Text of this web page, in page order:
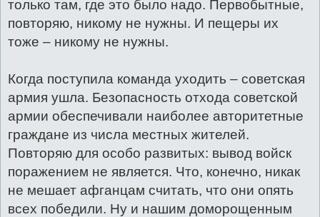
только там, где это было надо. Первобытные,
повторяю, никому не нужны. И пещеры их
тоже – никому не нужны.
Когда поступила команда уходить – советская
армия ушла. Безопасность отхода советской
армии обеспечивали наиболее авторитетные
граждане из числа местных жителей.
Повторяю для особо развитых: вывод войск
поражением не является. Что, конечно, никак
не мешает афганцам считать, что они опять
всех победили. Ну и нашим доморощенным